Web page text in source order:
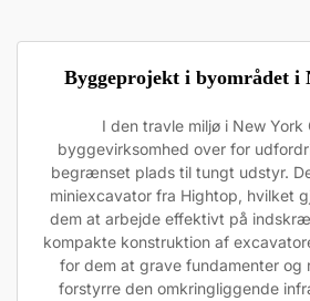
Byggeprojekt i byområdet i
I den travle miljø i New York
byggevirksomhed over for
begrænset plads til tungt udstyr.
miniexcavator fra Hightop, hvilket
dem at arbejde effektivt på
kompakte konstruktion af
for dem at grave fundamenter og
forstyrre den omkringliggende